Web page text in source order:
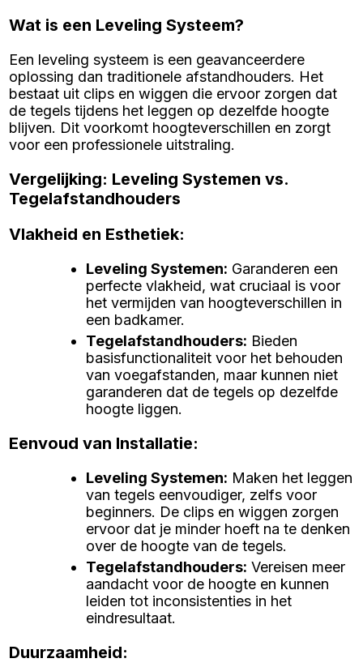
Wat is een Leveling Systeem?
Een leveling systeem is een geavanceerdere
oplossing dan traditionele afstandhouders. Het
bestaat uit clips en wiggen die ervoor zorgen dat
de tegels tijdens het leggen op dezelfde hoogte
blijven. Dit voorkomt hoogteverschillen en zorgt
voor een professionele uitstraling.
Vergelijking: Leveling Systemen vs.
Tegelafstandhouders
Vlakheid en Esthetiek:
Leveling Systemen: Garanderen een
perfecte vlakheid, wat cruciaal is voor
het vermijden van hoogteverschillen in
een badkamer.
Tegelafstandhouders: Bieden
basisfunctionaliteit voor het behouden
van voegafstanden, maar kunnen niet
garanderen dat de tegels op dezelfde
hoogte liggen.
Eenvoud van Installatie:
Leveling Systemen: Maken het leggen
van tegels eenvoudiger, zelfs voor
beginners. De clips en wiggen zorgen
ervoor dat je minder hoeft na te denken
over de hoogte van de tegels.
Tegelafstandhouders: Vereisen meer
aandacht voor de hoogte en kunnen
leiden tot inconsistenties in het
eindresultaat.
Duurzaamheid: